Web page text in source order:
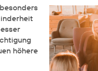
höhere